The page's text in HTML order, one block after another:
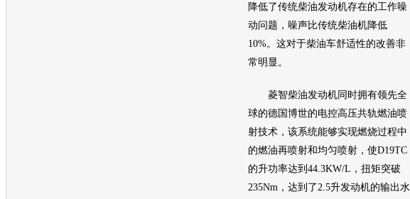
降低了传统柴油发动机存在的工作噪
动问题，噪声比传统柴油机降低
10%。这对于柴油车舒适性的改善非
常明显。
菱智柴油发动机 同时拥有领先全
球的德国博世的电控高压共轨燃油喷
射技术，该系统能够实现燃烧过程中
的燃油再喷射和均匀喷射，使D19TC
的升功率达到44.3KW/L，扭矩突破
235Nm，达到了2.5升发动机的输出水